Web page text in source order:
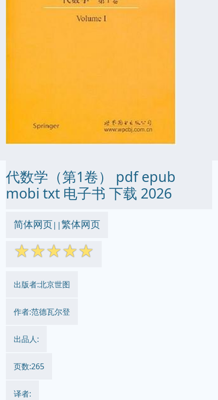
代数学（第1卷） pdf epub
mobi txt 电子书 下载 2026
简体网页||繁体网页
☆☆☆☆☆
出版者:北京世图
作者:范德瓦尔登
出品人:
页数:265
译者: